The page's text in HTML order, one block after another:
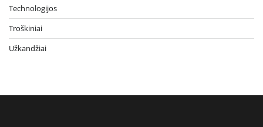
Technologijos
Troškiniai
Užkandžiai